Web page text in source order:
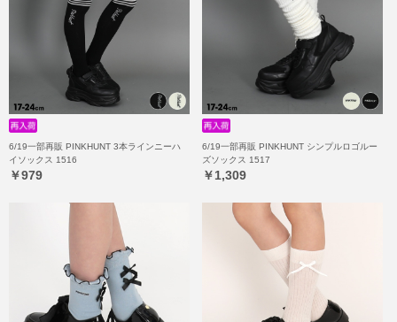
6/19一部再販 PINKHUNT 3本ラインニーハ
イソックス 1516
￥979
6/19一部再販 PINKHUNT シンプルロゴルー
ズソックス 1517
￥1,309